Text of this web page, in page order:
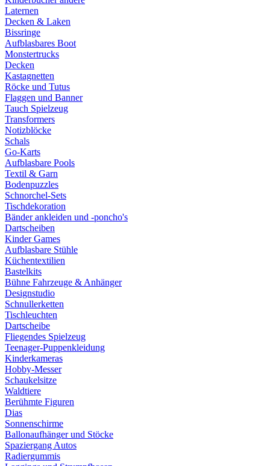
Laternen
Decken & Laken
Bissringe
Aufblasbares Boot
Monstertrucks
Decken
Kastagnetten
Röcke und Tutus
Flaggen und Banner
Tauch Spielzeug
Transformers
Notizblöcke
Schals
Go-Karts
Aufblasbare Pools
Textil & Garn
Bodenpuzzles
Schnorchel-Sets
Tischdekoration
Bänder ankleiden und -poncho's
Dartscheiben
Kinder Games
Aufblasbare Stühle
Küchentextilien
Bastelkits
Bühne Fahrzeuge & Anhänger
Designstudio
Schnullerketten
Tischleuchten
Dartscheibe
Fliegendes Spielzeug
Teenager-Puppenkleidung
Kinderkameras
Hobby-Messer
Schaukelsitze
Waldtiere
Berühmte Figuren
Dias
Sonnenschirme
Ballonaufhänger und Stöcke
Spaziergang Autos
Radiergummis